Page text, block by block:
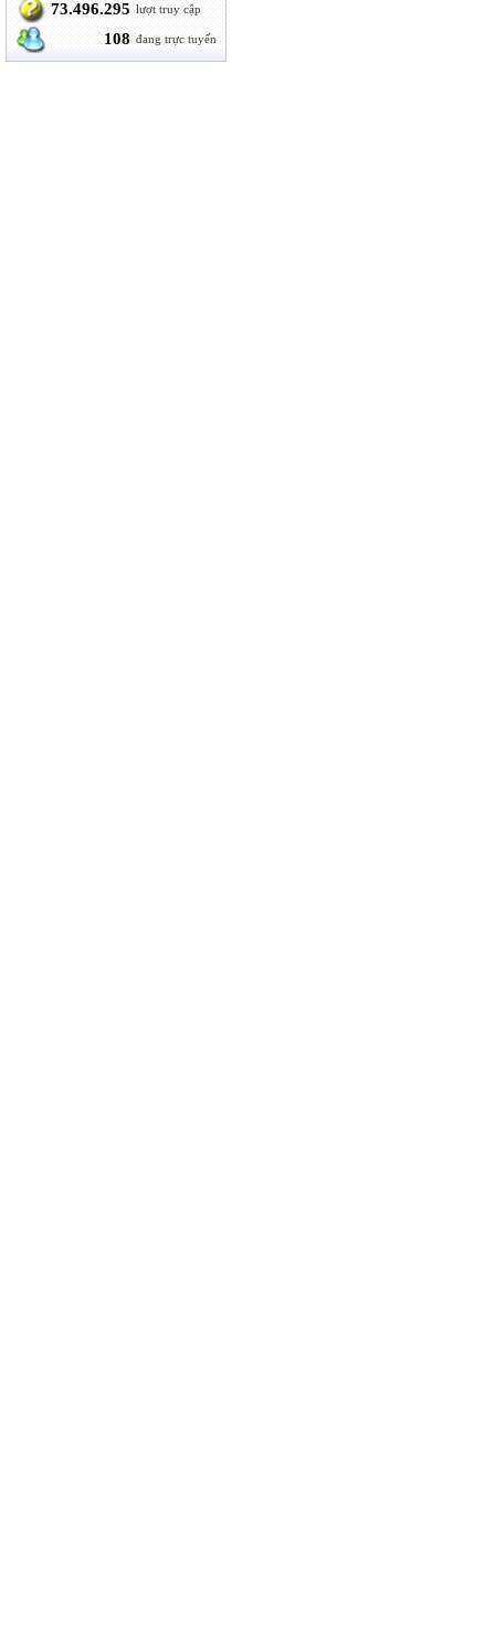
73.496.295 lượt truy cập
108 đang trực tuyến